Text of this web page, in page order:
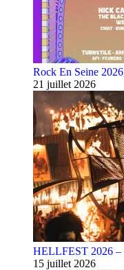
Rock En Seine
21 juillet 2026
HELLFEST 2026
15 juillet 2026